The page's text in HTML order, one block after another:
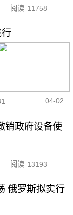
阅读 11758
04-02
销政府设备使
阅读 13193
俄罗斯拟实行